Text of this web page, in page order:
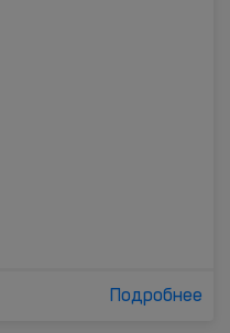
Подробнее